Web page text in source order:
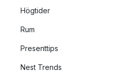
Högtider
Rum
Presenttips
Nest Trends